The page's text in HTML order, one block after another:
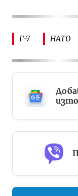
Г-7 НАТО